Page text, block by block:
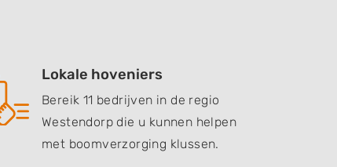
Lokale hoveniers
Bereik 11 bedrijven in de regio
Westendorp die u kunnen helpen
met boomverzorging klussen.